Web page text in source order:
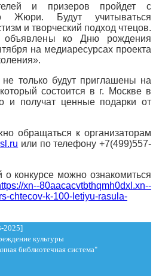
и призеров пройдет с
Жюри. Будут учитываться
и творческий подход чтецов.
объявлены ко Дню рождения
на медиаресурсах проекта
только будут приглашены на
состоится в г. Москве в
и получат ценные подарки от
обращаться к организаторам
или по телефону +7(499)557-
конкурсе можно ознакомиться
xn--80aacacvtbthqmh0dxl.xn--
chtecov-k-100-letiyu-rasula-
2025]
культуры
библиотечная система"